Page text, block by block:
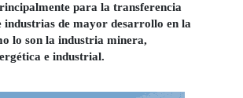
para la transferencia
industrias de mayor desarrollo en la
lo son la industria minera,
e industrial.